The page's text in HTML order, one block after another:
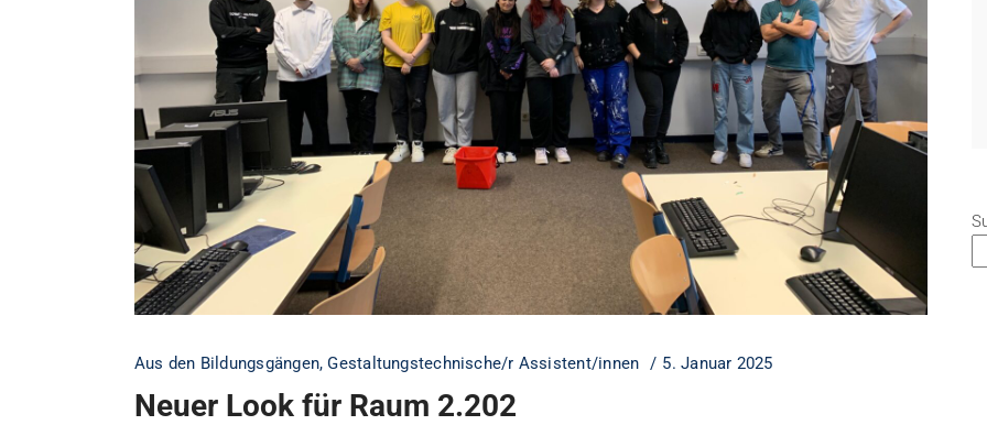
Aus den Bildungsgängen,Gestaltungstechnische/r Assistent/innen 5. Januar 2025
Neuer Look für Raum 2.202